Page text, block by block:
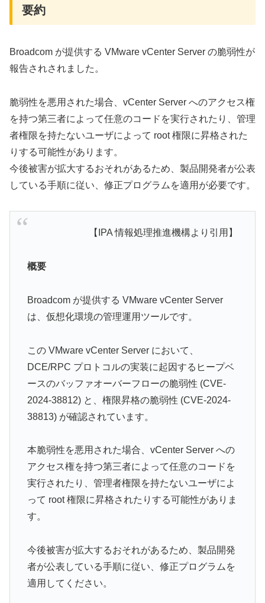
要約
Broadcom が提供する VMware vCenter Server の脆弱性が
報告されされました。
脆弱性を悪用された場合、vCenter Server へのアクセス権
を持つ第三者によって任意のコードを実行されたり、管理
者権限を持たないユーザによって root 権限に昇格された
りする可能性があります。
今後被害が拡大するおそれがあるため、製品開発者が公表
している手順に従い、修正プログラムを適用が必要です。
【IPA 情報処理推進機構より引用】
概要
Broadcom が提供する VMware vCenter Server
は、仮想化環境の管理運用ツールです。
この VMware vCenter Server において、
DCE/RPC プロトコルの実装に起因するヒープベ
ースのバッファオーバーフローの脆弱性 (CVE-
2024-38812) と、権限昇格の脆弱性 (CVE-2024-
38813) が確認されています。
本脆弱性を悪用された場合、vCenter Server への
アクセス権を持つ第三者によって任意のコードを
実行されたり、管理者権限を持たないユーザによ
って root 権限に昇格されたりする可能性がありま
す。
今後被害が拡大するおそれがあるため、製品開発
者が公表している手順に従い、修正プログラムを
適用してください。